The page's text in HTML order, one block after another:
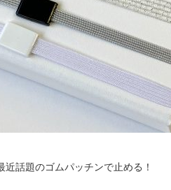
話題のゴムパッチンで止める！